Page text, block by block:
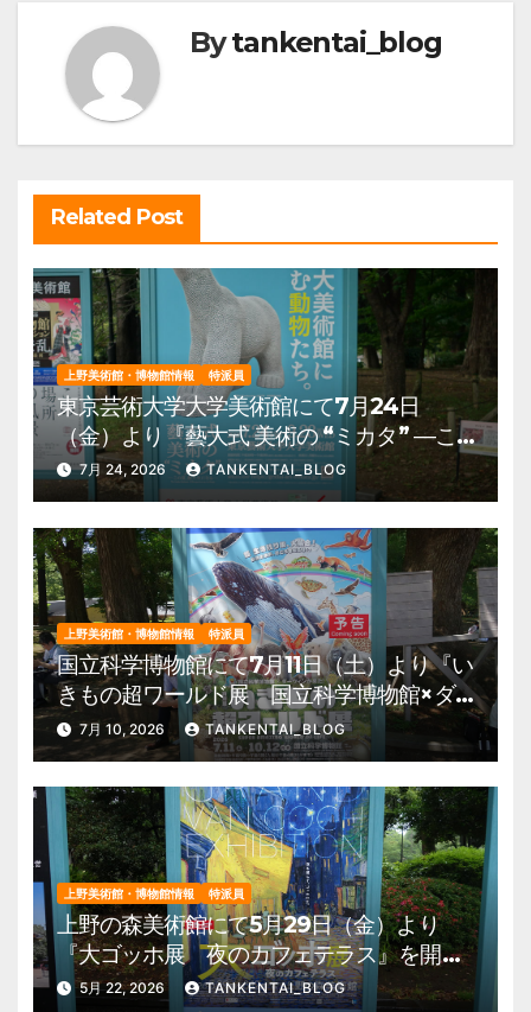
ゲ
ー
シ
ョ
ン
Bytankentai_blog
Related Post
上野美術館・博物館情報 特派員
東京芸術大学大学美術館にて7月24日
（金）より『藝大式 美術の “ミカタ” ―こ
の夏、藝大生になる―』を開催。 上野公
園 美術館・博物館 混雑情報他
7月 24, 2026 TANKENTAI_BLOG
上野美術館・博物館情報 特派員
国立科学博物館にて7月11日（土）より『い
きもの超ワールド展 国立科学博物館×ダ
ーウィンが来た！』を開催。 上野公園
美術館・博物館 混雑情報他
7月 10, 2026 TANKENTAI_BLOG
上野美術館・博物館情報 特派員
上野の森美術館にて5月29日（金）より
『大ゴッホ展 夜のカフェテラス』を開
催。 上野公園 美術館・博物館 混雑情
5月 22, 2026 TANKENTAI_BLOG